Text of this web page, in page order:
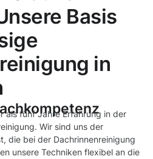
Basis
in
als fünf Jahre Erfahrung in der
Wir sind uns der
die bei der Dachrinnenreinigung
unsere Techniken flexibel an die